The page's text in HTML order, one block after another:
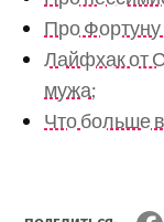
Про
Лайфхак от
мужа;
Что больше